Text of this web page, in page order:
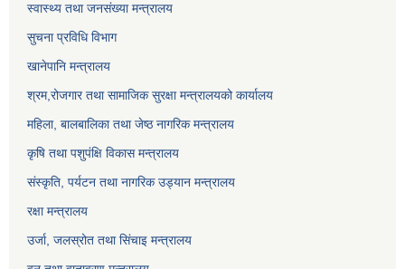
स्वास्थ्य तथा जनसंख्या मन्त्रालय
सुचना प्रविधि विभाग
खानेपानि मन्त्रालय
श्रम,रोजगार तथा सामाजिक सुरक्षा मन्त्रालयको कार्यालय
महिला, बालबालिका तथा जेष्ठ नागरिक मन्त्रालय
कृषि तथा पशुपंक्षि विकास मन्त्रालय
संस्कृति, पर्यटन तथा नागरिक उड्‍यान मन्त्रालय
रक्षा मन्त्रालय
उर्जा, जलस्रोत तथा सिंचाइ मन्त्रालय